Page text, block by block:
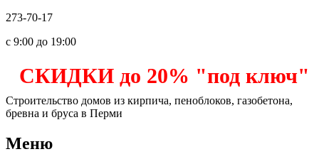
273-70-17
с 9:00 до 19:00
СКИДКИ до 20% "под ключ"
Строительство домов из кирпича, пеноблоков, газобетона,
бревна и бруса в Перми
Меню